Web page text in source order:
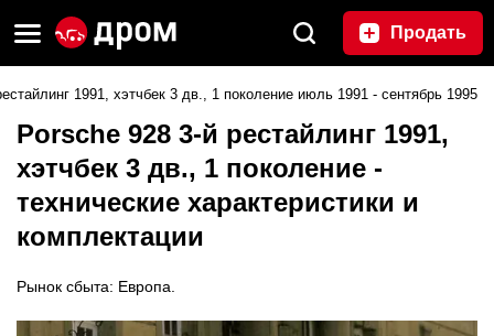
Продать
1991, хэтчбек 3 дв., 1 поколение июль 1991 - сентябрь 1995
Porsche 928 3-й рестайлинг 1991,
хэтчбек 3 дв., 1 поколение -
технические характеристики и
комплектации
Рынок сбыта: Европа.